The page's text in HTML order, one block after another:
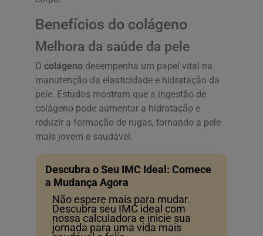
Benefícios do colágeno
Melhora da saúde da pele
O colágeno desempenha um papel vital na
manutenção da elasticidade e hidratação da
pele. Estudos mostram que a ingestão de
colágeno pode aumentar a hidratação e
reduzir a formação de rugas, tornando a pele
mais jovem e saudável.
Descubra o Seu IMC Ideal: Comece
a Mudança Agora
Não espere mais para mudar.
Descubra seu IMC ideal com
nossa calculadora e inicie sua
jornada para uma vida mais